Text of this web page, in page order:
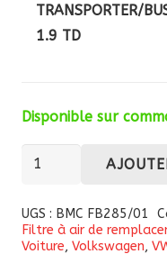
TRANSPORTER/
1.9 TD
Disponible sur
quantité
Filtre
à
UGS : BMC FB285/01
Filtre à air de
Voiture, Volkswagen,